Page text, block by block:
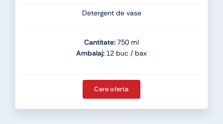
Detergent de vase
Cantitate:750 ml
Ambalaj: 12 buc / bax
Cere oferta